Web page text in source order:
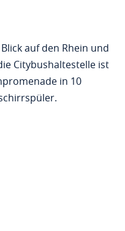
auf den Rhein und
Citybushaltestelle ist
in 10